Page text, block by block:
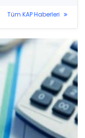
Tüm KAP Haberleri